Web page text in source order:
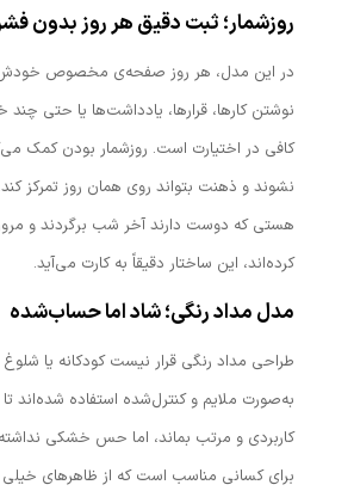
روزشمار؛ ثبت دقیق هر روز بدون
در این مدل، هر روز صفحه‌ی مخصوص خودش
نوشتن کارها، قرارها، یادداشت‌ها یا حتی
کافی در اختیارت است. روزشمار بودن کمک
نشوند و ذهنت بتواند روی همان روز تمرکز
هستی که دوست دارند آخر شب برگردند و
کرده‌اند، این ساختار دقیقاً به کارت می‌آید.
مدل مداد رنگی؛ شاد اما حساب‌شده
طراحی مداد رنگی قرار نیست کودکانه یا
به‌صورت ملایم و کنترل‌شده استفاده شده‌اند
کاربردی و مرتب بماند، اما حس خشکی
برای کسانی مناسب است که از ظاهرهای